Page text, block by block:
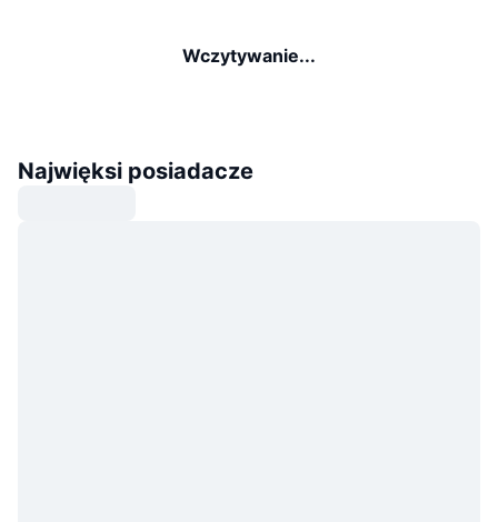
Wczytywanie...
Najwięksi posiadacze